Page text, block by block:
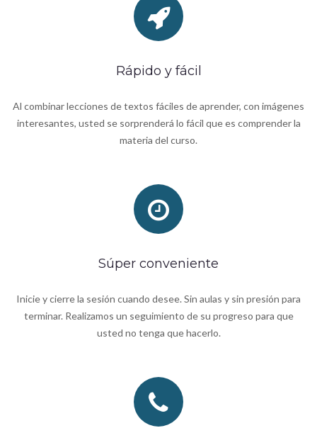
Rápido y fácil
Al combinar lecciones de textos fáciles de aprender, con imágenes
interesantes, usted se sorprenderá lo fácil que es comprender la
materia del curso.
Súper conveniente
Inicie y cierre la sesión cuando desee. Sin aulas y sin presión para
terminar. Realizamos un seguimiento de su progreso para que
usted no tenga que hacerlo.